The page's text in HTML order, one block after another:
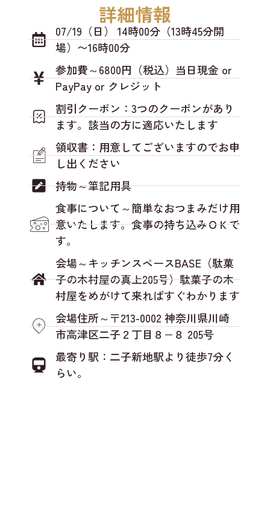
詳細情報
07/19（日） 14時00分（13時45分開
場）〜16時00分
参加費～6800円（税込）当日現金 or
PayPay or クレジット
割引クーポン：3つのクーポンがあり
ます。該当の方に適応いたします
領収書：用意してございますのでお申
し出ください
持物～筆記用具
食事について～簡単なおつまみだけ用
意いたします。食事の持ち込みＯＫで
す。
会場～キッチンスペースBASE（駄菓
子の木村屋の真上205号）駄菓子の木
村屋をめがけて来ればすぐわかります
会場住所～〒213-0002 神奈川県川崎
市高津区二子２丁目８−８ 205号
最寄り駅：二子新地駅より徒歩7分く
らい。